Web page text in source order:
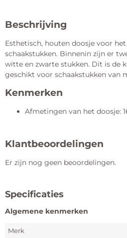
Beschrijving
Esthetisch, houten doosje voor
schaakstukken. Binnenin zijn er
witte en zwarte stukken. Dit is de
geschikt voor schaakstukken van
Kenmerken
Afmetingen van het doosje:
Klantbeoordelingen
Er zijn nog geen beoordelingen.
Specificaties
Algemene kenmerken
Merk